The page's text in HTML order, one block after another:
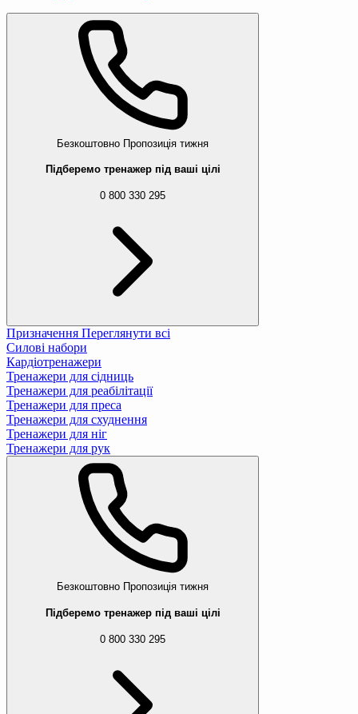
Безкоштовно Пропозиція тижня
Підберемо тренажер під ваші цілі
0 800 330 295
Призначення Переглянути всі
Силові набори
Кардіотренажери
Тренажери для сідниць
Тренажери для реабілітації
Тренажери для преса
Тренажери для схуднення
Тренажери для ніг
Тренажери для рук
Безкоштовно Пропозиція тижня
Підберемо тренажер під ваші цілі
0 800 330 295